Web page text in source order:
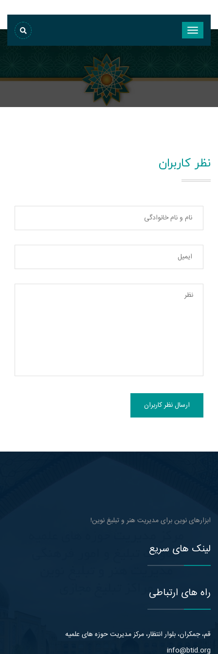
نظر کاربران
ارسال نظر کاربران
ابزارهای نوین برای مدیریت هنر و تبلیغ نوین!
لینک های سریع
راه های ارتباطی
قم، جمکران، بلوار انتظار، مرکز مدیریت حوزه های علمیه
info@btid.org